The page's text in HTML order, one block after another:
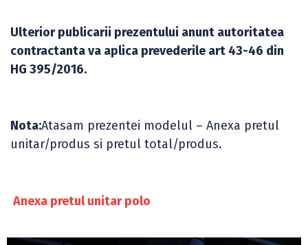
Ulterior publicarii prezentului anunt autoritatea
contractanta va aplica prevederile art 43-46 din
HG 395/2016.
Nota:Atasam prezentei modelul – Anexa pretul
unitar/produs si pretul total/produs.
Anexa pretul unitar polo